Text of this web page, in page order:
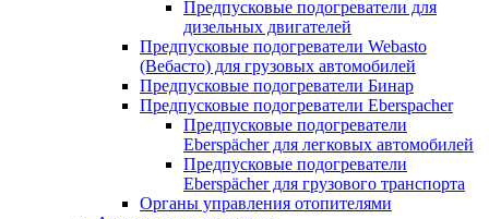
Предпусковые подогреватели для
дизельных двигателей
Предпусковые подогреватели Webasto
(Вебасто) для грузовых автомобилей
Предпусковые подогреватели Бинар
Предпусковые подогреватели Eberspacher
Предпусковые подогреватели
Eberspächer для легковых автомобилей
Предпусковые подогреватели
Eberspächer для грузового транспорта
Органы управления отопителями